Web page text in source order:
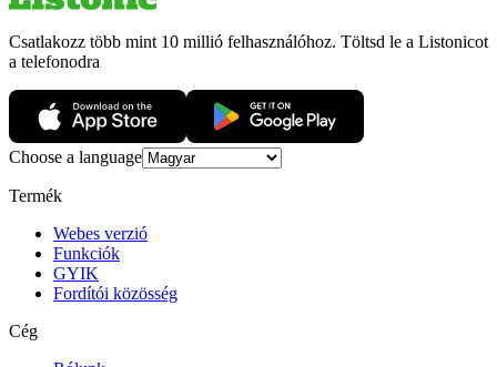
Csatlakozz több mint 10 millió felhasználóhoz. Töltsd le a Listonicot
a telefonodra
Choose a language
Termék
Webes verzió
Funkciók
GYIK
Fordítói közösség
Cég